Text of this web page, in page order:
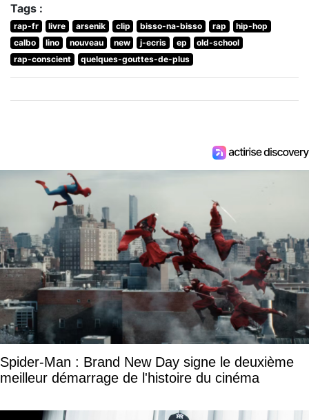
Tags :
rap-fr livre arsenik clip bisso-na-bisso rap
hip-hop
calbo
lino nouveau new j-ecris ep
old-school
rap-conscient
quelques-gouttes-de-plus
Spider-Man : Brand New Day signe le deuxième
meilleur démarrage de l'histoire du cinéma